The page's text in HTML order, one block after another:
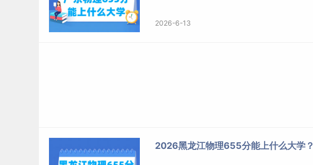
2026-6-13
2026黑龙江物理655分能上什么大学？